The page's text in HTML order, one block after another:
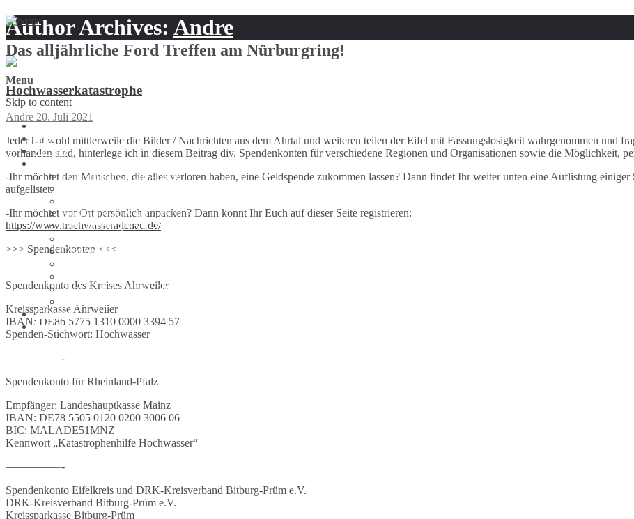
Das alljährliche Ford Treffen am Nürburgring!
Menu
Skip to content
Startseite
Infos
Anfahrt
Ford am Ring V1.0 – 2008
Ford am Ring V4.0 – 2011
Ford am Ring V5.0 – 2012
Ford am Ring V7.0 – 2014
Ford am Ring V8.0 – 2015
Ford am Ring V10 – 2017
Webcam
Kontakt
Author Archives: Andre
Hochwasserkatastrophe
Andre 20. Juli 2021
Jeder hat wohl mittlerweile die Bilder / Nachrichten aus dem Ahrtal und weiteren teilen der Eifel mit Fassungslosigkeit wahrgenommen und
vorhanden sind, hinterlege ich in diesem Beitrag div. Spendenkonten für verschiedene Regionen und Organisationen sowie die Möglichkeit,
-Ihr möchtet den Menschen, die alles verloren haben, eine Geldspende zukommen lassen? Dann findet Ihr weiterunten eine Auflistung einiger
aufgelistet.
-Ihr möchtet vor Ort persönlich anpacken? Dann könnt Ihr Euch auf dieser Seite registrieren:
https://www.hochwasseradenau.de/
>>> Spendenkonten <<<
—————————————
Spendenkonto des Kreises Ahrweiler
Kreissparkasse Ahrweiler
IBAN: DE86 5775 1310 0000 3394 57
Spenden-Stichwort: Hochwasser
—————-
Spendenkonto für Rheinland-Pfalz
Empfänger: Landeshauptkasse Mainz
IBAN: DE78 5505 0120 0200 3006 06
BIC: MALADE51MNZ
Kennwort „Katastrophenhilfe Hochwasser“
—————-
Spendenkonto Eifelkreis und DRK-Kreisverband Bitburg-Prüm e.V.
DRK-Kreisverband Bitburg-Prüm e.V.
Kreissparkasse Bitburg-Prüm